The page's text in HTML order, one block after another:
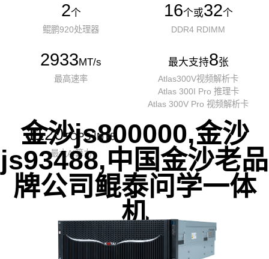
2个
鲲鹏920处理器
16个或32个
DDR4 RDIMM
2933MT/s
最高速率
最大支持8张
Atlas300V视频解析卡
Atlas 300I Pro 推理卡
Atlas 300V Pro 视频解析卡
1120TOPS INT8
最大AI算力
金沙js800000,金沙
js93488,中国金沙老品
牌公司鲲泰问学一体
机